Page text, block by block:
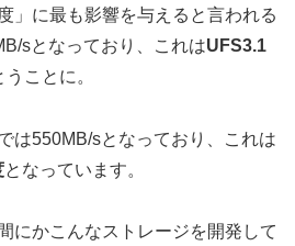
」に最も影響を与えると言われる
sとなっており、これはUFS3.1
うことに。
は550MB/sとなっており、これは
となっています。
にかこんなストレージを開発して